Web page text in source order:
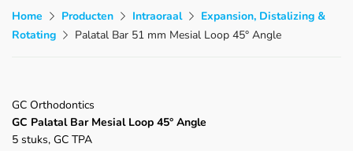
Home Producten Intraoraal
Expansion, Distalizing &
Rotating
Palatal Bar 51 mm Mesial Loop 45° Angle
GC Orthodontics
GC Palatal Bar Mesial Loop 45° Angle
5 stuks, GC TPA